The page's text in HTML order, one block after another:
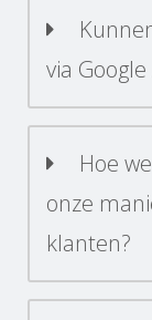
via
Hoe
onze
klanten?